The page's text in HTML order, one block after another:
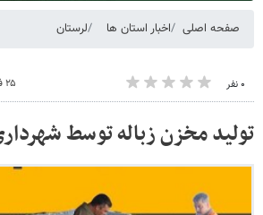
صفحه اصلی اخبار استان ها لرستان
۰ نفر ۲۵ فروردین ۱۴۰۰ - ۱۴:۳۲
تولید مخزن زباله توسط